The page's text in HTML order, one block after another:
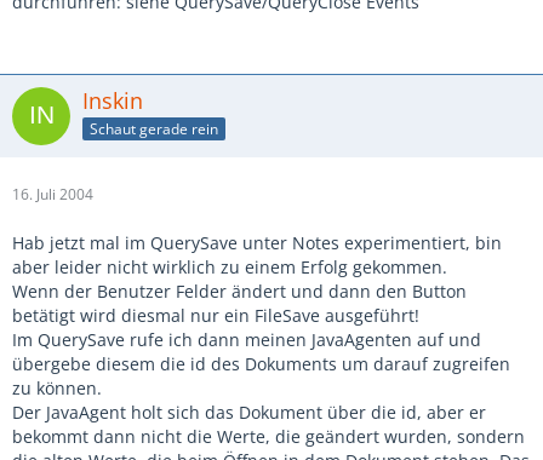
Inskin
Schaut gerade rein
16. Juli 2004
Hab jetzt mal im QuerySave unter Notes experimentiert, bin
aber leider nicht wirklich zu einem Erfolg gekommen.
Wenn der Benutzer Felder ändert und dann den Button
betätigt wird diesmal nur ein FileSave ausgeführt!
Im QuerySave rufe ich dann meinen JavaAgenten auf und
übergebe diesem die id des Dokuments um darauf zugreifen
zu können.
Der JavaAgent holt sich das Dokument über die id, aber er
bekommt dann nicht die Werte, die geändert wurden, sondern